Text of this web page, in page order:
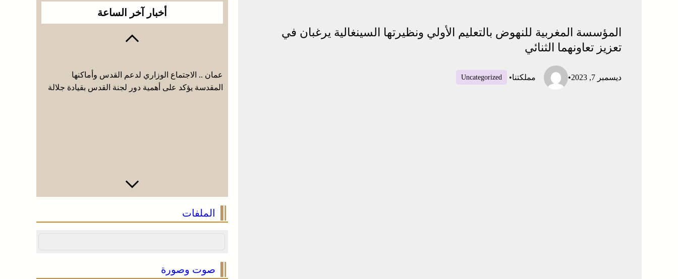
المؤسسة المغربية للنهوض بالتعليم الأولي ونظيرتها السينغالية يرغبان في
تعزيز تعاونهما الثنائي
ديسمبر 7, 2023 • مملكتنا•
Uncategorized
أخبار آخر الساعة
عمان .. الاجتماع الوزاري لدعم القدس وأماكنها
المقدسة يؤكد على أهمية دور لجنة القدس بقيادة جلالة
الملفات
صوت وصورة